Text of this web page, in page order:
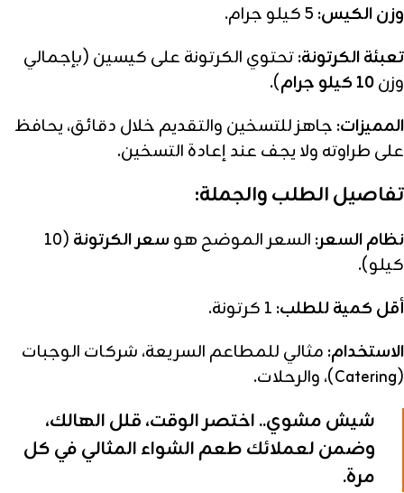
وزن الكيس:
تعبئة الكرتونة:تحتوي الكرتونة على كيسين (بإجمالي
وزن10 كيلو جرام
).
المميزات: جاهز للتسخين والتقديم خلال دقائق، يحافظ
على طراوته ولا يجف عند إعادة التسخين.
تفاصيل الطلب والجملة:
نظام السعر: السعر الموضح هو سعر الكرتونة (10
كيلو).
أقل كمية للطلب:
الاستخدام: مثالي للمطاعم السريعة، شركات الوجبات
(Catering)، والرحلات.
شيش مشوي.. اختصر الوقت، قلل الهالك،
وضمن لعملائك طعم الشواء المثالي في كل
مرة.